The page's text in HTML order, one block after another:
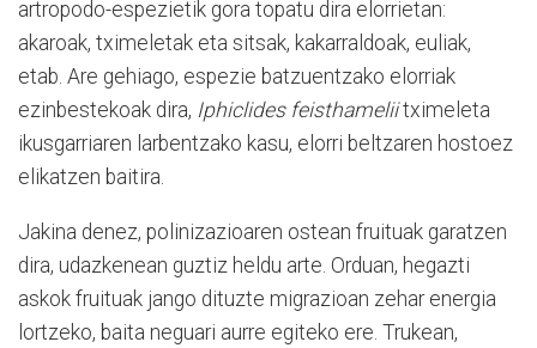
artropodo-espezietik gora topatu dira elorrietan:
akaroak, tximeletak eta sitsak, kakarraldoak, euliak,
etab. Are gehiago, espezie batzuentzako elorriak
ezinbestekoak dira, Iphiclides feisthameliitximeleta
ikusgarriaren larbentzako kasu, elorri beltzaren hostoez
elikatzen baitira.
Jakina denez, polinizazioaren ostean fruituak garatzen
dira, udazkenean guztiz heldu arte. Orduan, hegazti
askok fruituak jango dituzte migrazioan zehar energia
lortzeko, baita neguari aurre egiteko ere. Trukean,